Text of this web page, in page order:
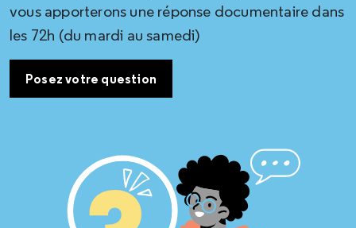
vous apporterons une réponse documentaire dans
les 72h (du mardi au samedi)
Posez votre question